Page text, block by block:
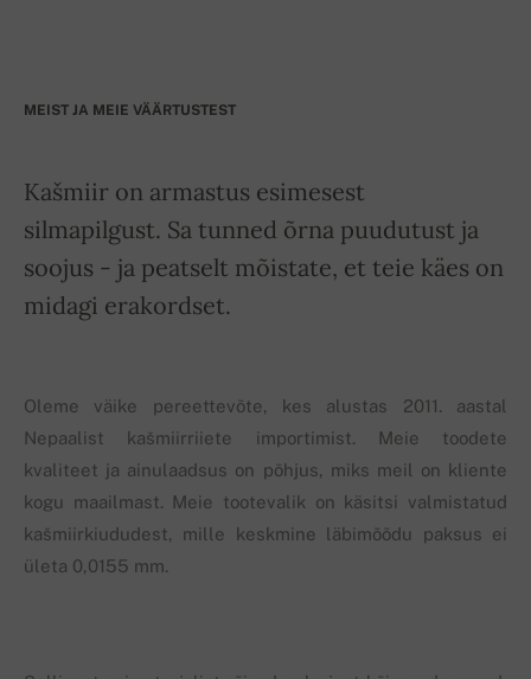
MEIST JA MEIE VÄÄRTUSTEST
Kašmiir on armastus esimesest
silmapilgust. Sa tunned õrna puudutust ja
soojus - ja peatselt mõistate, et teie käes on
midagi erakordset.
Oleme väike pereettevõte, kes alustas 2011. aastal
Nepaalist kašmiirriiete importimist. Meie toodete
kvaliteet ja ainulaadsus on põhjus, miks meil on kliente
kogu maailmast. Meie tootevalik on käsitsi valmistatud
kašmiirkiududest, mille keskmine läbimõõdu paksus ei
ületa 0,0155 mm.